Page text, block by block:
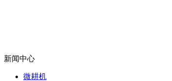
新闻中心
微耕机